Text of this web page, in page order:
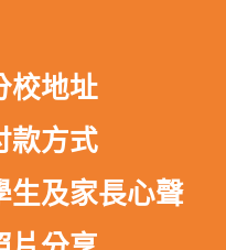
校地址
款方式
生及家長心聲